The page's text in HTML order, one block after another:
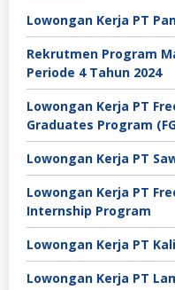
Lowongan Kerja PT
Rekrutmen Program
Periode 4 Tahun 2024
Lowongan Kerja PT
Graduates Program
Lowongan Kerja PT
Lowongan Kerja PT
Internship Program
Lowongan Kerja PT
Lowongan Kerja PT